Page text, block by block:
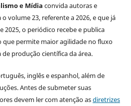
e Mídia convida autoras e
volume 23, referente a 2026, e que já
2025, o periódico recebe e publica
permite maior agilidade no fluxo
produção científica da área.
inglês e espanhol, além de
Antes de submeter suas
devem ler com atenção asdiretrizes